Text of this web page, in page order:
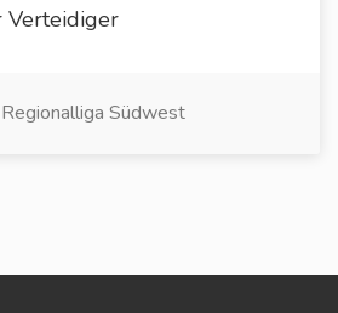
Verteidiger
Regionalliga Südwest